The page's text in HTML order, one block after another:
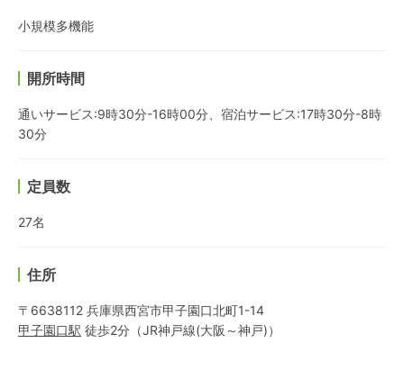
小規模多機能
開所時間
通いサービス:9時30分-16時00分、宿泊サービス:17時30分-8時
30分
定員数
27名
住所
〒6638112 兵庫県西宮市甲子園口北町1-14
甲子園口駅 徒歩2分 （JR神戸線(大阪～神戸)）